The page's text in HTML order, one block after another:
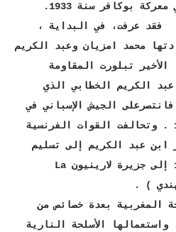
بوكافر سنة 1933.
فقد عرفت، في البداية ،
محمد امزيان وعبد الكريم
الأخير تبلورت المقاومة
الكريم الخطابي الذي
الجيش الإسباني في
معركة أنوال في سنة 1921 . وتحالفت القوات الفرنسية
ابن عبد الكريم إلى تسليم
نفسه ،فتم نفيه سنة 1926 إلى جزيرة لارينيون La
المغربية بعدة خصائص من
الأسلحة النارية